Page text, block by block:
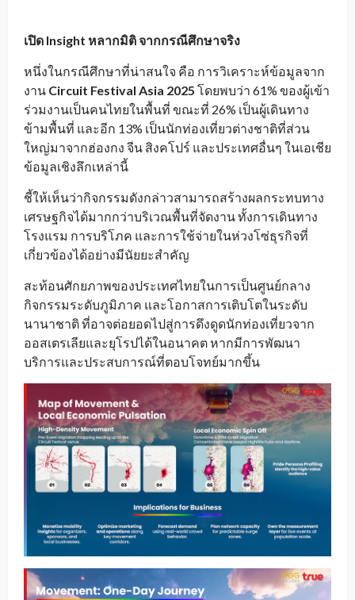
เปิด Insight หลากมิติ จากกรณีศึกษาจริง
หนึ่งในกรณีศึกษาที่น่าสนใจ คือ การวิเคราะห์ข้อมูลจาก
งาน Circuit Festival Asia 2025 โดยพบว่า 61% ของผู้เข้า
ร่วมงานเป็นคนไทยในพื้นที่ ขณะที่ 26% เป็นผู้เดินทาง
ข้ามพื้นที่ และอีก 13% เป็นนักท่องเที่ยวต่างชาติที่ส่วน
ใหญ่มาจากฮ่องกง จีน สิงคโปร์ และประเทศอื่นๆ ในเอเชีย
ข้อมูลเชิงลึกเหล่านี้
ชี้ให้เห็นว่ากิจกรรมดังกล่าวสามารถสร้างผลกระทบทาง
เศรษฐกิจได้มากกว่าบริเวณพื้นที่จัดงาน ทั้งการเดินทาง
โรงแรม การบริโภค และการใช้จ่ายในห่วงโซ่ธุรกิจที่
เกี่ยวข้องได้อย่างมีนัยยะสำคัญ
สะท้อนศักยภาพของประเทศไทยในการเป็นศูนย์กลาง
กิจกรรมระดับภูมิภาค และโอกาสการเติบโตในระดับ
นานาชาติ ที่อาจต่อยอดไปสู่การดึงดูดนักท่องเที่ยวจาก
ออสเตรเลียและยุโรปได้ในอนาคต หากมีการพัฒนา
บริการและประสบการณ์ที่ตอบโจทย์มากขึ้น